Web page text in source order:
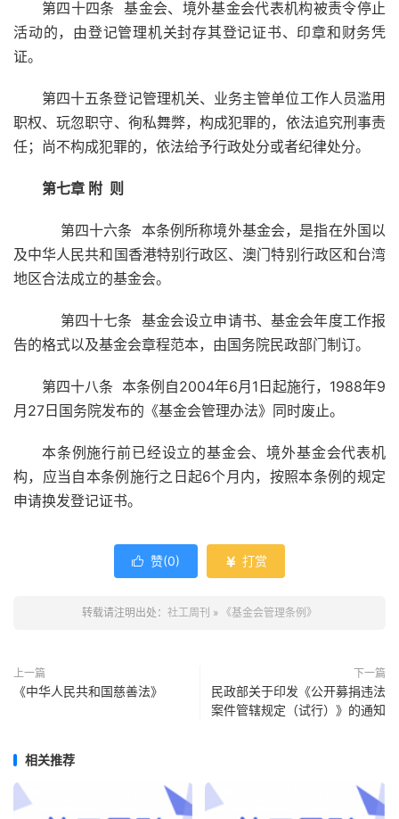
第四十四条 基金会、境外基金会代表机构被责令停止
活动的，由登记管理机关封存其登记证书、印章和财务凭
证。
第四十五条登记管理机关、业务主管单位工作人员滥用
职权、玩忽职守、徇私舞弊，构成犯罪的，依法追究刑事责
任；尚不构成犯罪的，依法给予行政处分或者纪律处分。
第七章 附 则
第四十六条 本条例所称境外基金会，是指在外国以
及中华人民共和国香港特别行政区、澳门特别行政区和台湾
地区合法成立的基金会。
第四十七条 基金会设立申请书、基金会年度工作报
告的格式以及基金会章程范本，由国务院民政部门制订。
第四十八条 本条例自2004年6月1日起施行，1988年9
月27日国务院发布的《基金会管理办法》同时废止。
本条例施行前已经设立的基金会、境外基金会代表机
构，应当自本条例施行之日起6个月内，按照本条例的规定
申请换发登记证书。
 赞(0)  打赏
转载请注明出处： 社工周刊 » 《基金会管理条例》
上一篇
《中华人民共和国慈善法》
下一篇
民政部关于印发《公开募捐违法
案件管辖规定（试行）》的通知
相关推荐